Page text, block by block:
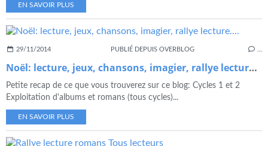
EN SAVOIR PLUS
29/11/2014 PUBLIÉ DEPUIS OVERBLOG
Noël: lecture, jeux, chansons, imagier, rallye lecture....
Petite recap de ce que vous trouverez sur ce blog: Cycles 1 et 2
Exploitation d'albums et romans (tous cycles)...
EN SAVOIR PLUS